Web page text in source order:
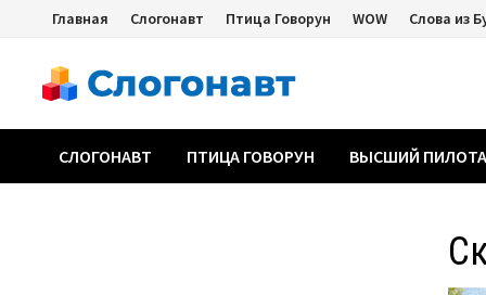
Перейти
содержимому
Главная Слогонавт Птица Говорун WOW Слова из
СЛОГОНАВТ ПТИЦА ГОВОРУН ВЫСШИЙ